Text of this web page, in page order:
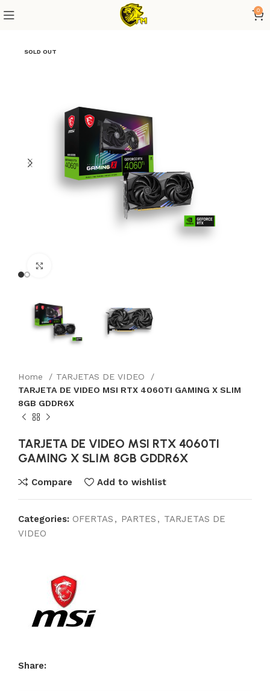
0
SOLD OUT
Home
TARJETAS DE VIDEO
TARJETA DE VIDEO MSI RTX 4060TI GAMING X SLIM
8GB GDDR6X
TARJETA DE VIDEO MSI RTX 4060TI
GAMING X SLIM 8GB GDDR6X
Compare Add to wishlist
Categories: OFERTAS , PARTES , TARJETAS DE
VIDEO
Share: